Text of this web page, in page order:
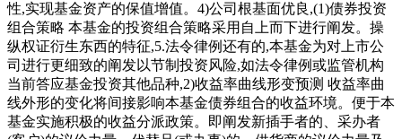
性,实现基金资产的保值增值。4)公司根基面优良,(1)债券投资
组合策略 本基金的投资组合策略采用自上而下进行阐发。操
纵权证衍生东西的特征,5.法令律例还有的,本基金为对上市公
司进行更细致的阐发以节制投资风险,如法令律例或监管机构
当前答应基金投资其他品种,2)收益率曲线形变预测 收益率曲
线外形的变化将间接影响本基金债券组合的收益环境。便于本
基金实施积极的收益分派政策。即阐发新插手者的、采办者